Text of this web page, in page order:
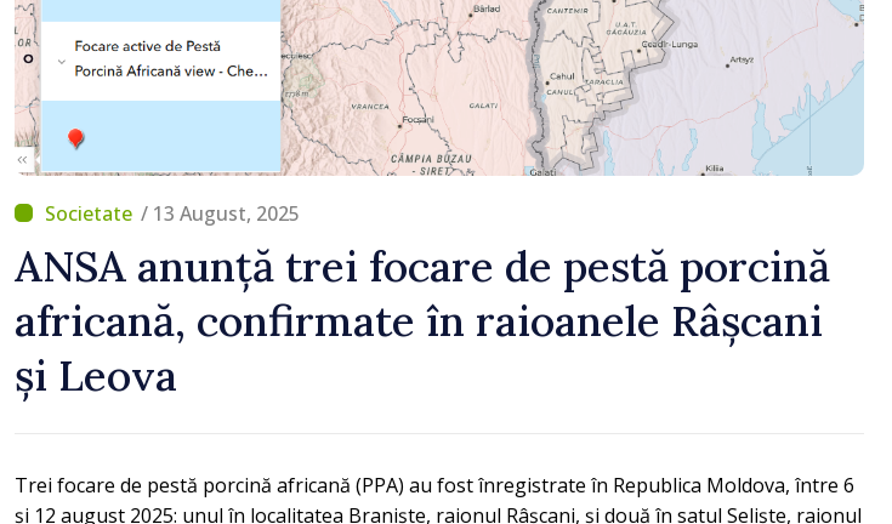
/ 13 August, 2025
ANSA anunță trei focare de pestă porcină
africană, confirmate în raioanele Râșcani
și Leova
Trei focare de pestă porcină africană (PPA) au fost înregistrate în Republica Moldova, între 6
și 12 august 2025: unul în localitatea Braniște, raionul Râșcani, și două în satul Seliște, raionul